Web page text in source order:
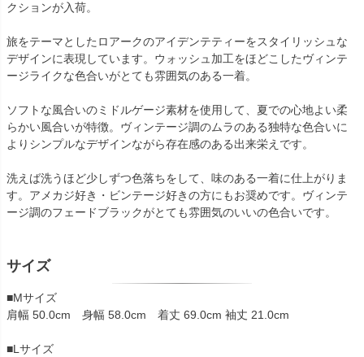
クションが入荷。
旅をテーマとしたロアークのアイデンテティーをスタイリッシュな
デザインに表現しています。ウォッシュ加工をほどこしたヴィンテ
ージライクな色合いがとても雰囲気のある一着。
ソフトな風合いのミドルゲージ素材を使用して、夏での心地よい柔
らかい風合いが特徴。ヴィンテージ調のムラのある独特な色合いに
よりシンプルなデザインながら存在感のある出来栄えです。
洗えば洗うほど少しずつ色落ちをして、味のある一着に仕上がりま
す。アメカジ好き・ビンテージ好きの方にもお奨めです。ヴィンテ
ージ調のフェードブラックがとても雰囲気のいいの色合いです。
サイズ
■Mサイズ
肩幅 50.0cm 身幅 58.0cm 着丈 69.0cm 袖丈 21.0cm
■Lサイズ